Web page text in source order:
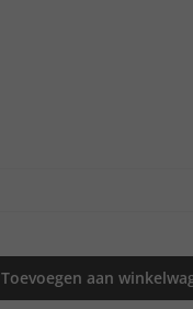
Toevoegen aan